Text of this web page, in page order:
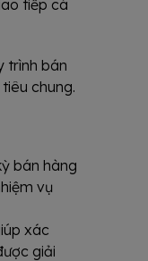
tiếp cá
trình bán
chung.
bán hàng
vụ
xác
giải